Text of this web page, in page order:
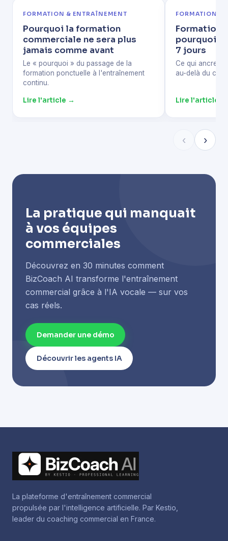
FORMATION & ENTRAÎNEMENT
Pourquoi la formation
commerciale ne sera plus
jamais comme avant
Le « pourquoi » du passage de la
formation ponctuelle à l'entraînement
continu.
Lire l'article →
FORMATION &
Formation
pourquoi
7 jours
Ce qui ancre
au-delà du
Lire l'article →
‹ ›
La pratique qui manquait
à vos équipes
commerciales
Découvrez en 30 minutes comment
BizCoach AI transforme l'entraînement
commercial grâce à l'IA vocale — sur vos
cas réels.
Demander une démo
Découvrir les agents IA
La plateforme d'entraînement commercial
propulsée par l'intelligence artificielle. Par Kestio,
leader du coaching commercial en France.